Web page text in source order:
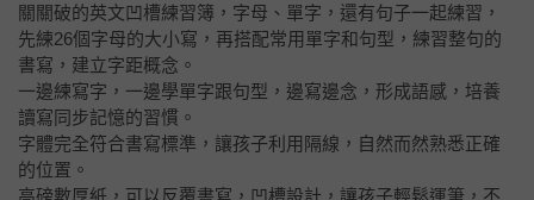
關關破的英文凹槽練習簿，字母、單字，還有句子一起練習，
先練26個字母的大小寫，再搭配常用單字和句型，練習整句的
書寫，建立字距概念。
一邊練寫字，一邊學單字跟句型，邊寫邊念，形成語感，培養
讀寫同步記憶的習慣。
字體完全符合書寫標準，讓孩子利用隔線，自然而然熟悉正確
的位置。
高磅數厚紙，可以反覆書寫，凹槽設計，讓孩子輕鬆運筆，不